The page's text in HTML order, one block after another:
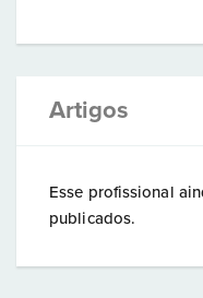
Artigos
Esse profissional
publicados.